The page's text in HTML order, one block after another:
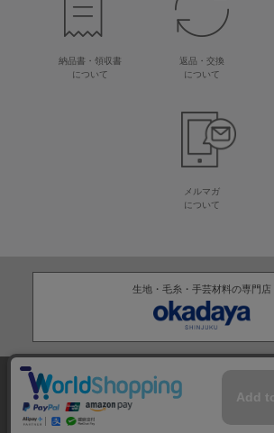
納品書・領収書
について
返品・交換
について
メルマガ
について
生地・毛糸・手芸材料の専門店
株式会社オカダヤ
特定商取引法に基づく表記 プライバシーポリシー